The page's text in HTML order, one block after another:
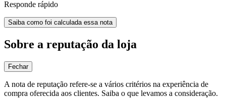
Responde rápido
Saiba como foi calculada essa nota
Sobre a reputação da loja
Fechar
A nota de reputação refere-se a vários critérios na experiência de
compra oferecida aos clientes. Saiba o que levamos a consideração.